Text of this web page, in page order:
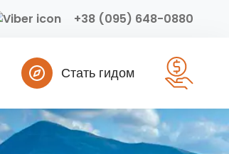
+38 (095) 648-0880
Стать гидом